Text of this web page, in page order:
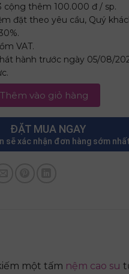
cộng thêm 100.000 đ / sp.
đặt theo yêu cầu, Quý
VAT.
hành trước ngày 05/08/
Latex Thắng Lợi 1m4 x 2m
Thêm vào giỏ hàng
ĐẶT MUA NGAY
sẽ xác nhận đơn hàng sớm nhất
một tấm nệm cao su